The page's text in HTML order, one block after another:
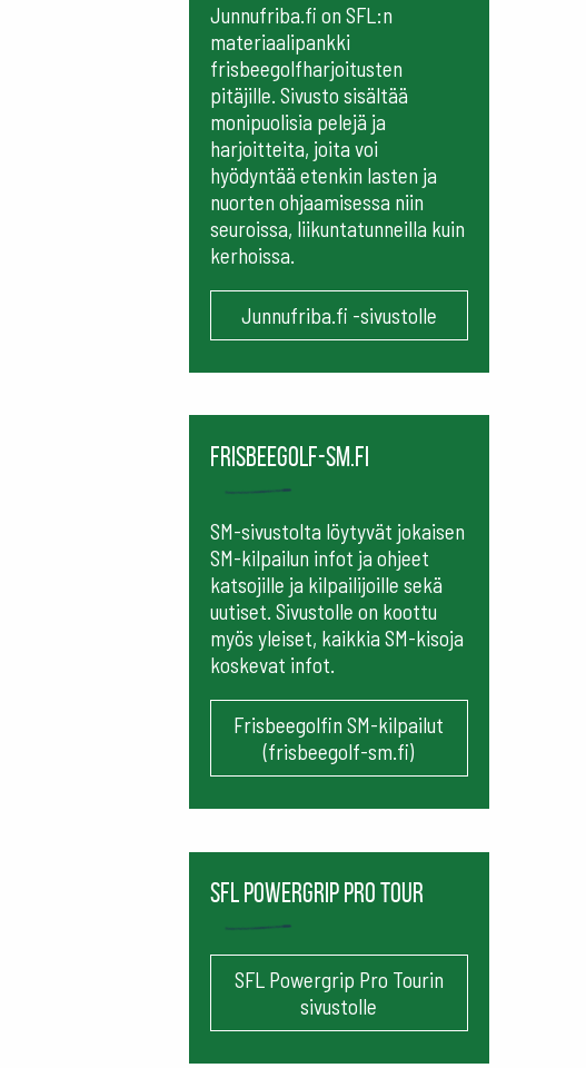
Junnufriba.fi on SFL:n
materiaalipankki
frisbeegolfharjoitusten
pitäjille. Sivusto sisältää
monipuolisia pelejä ja
harjoitteita, joita voi
hyödyntää etenkin lasten ja
nuorten ohjaamisessa niin
seuroissa, liikuntatunneilla kuin
kerhoissa.
Junnufriba.fi -sivustolle
frisbeegolf-sm.fi
SM-sivustolta löytyvät jokaisen
SM-kilpailun infot ja ohjeet
katsojille ja kilpailijoille sekä
uutiset. Sivustolle on koottu
myös yleiset, kaikkia SM-kisoja
koskevat infot.
Frisbeegolfin SM-kilpailut
(frisbeegolf-sm.fi)
SFL Powergrip Pro Tour
SFL Powergrip Pro Tourin
sivustolle